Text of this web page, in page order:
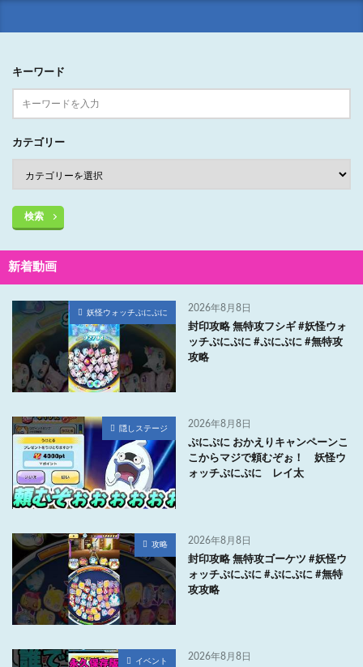
キーワード
カテゴリー
検索
新着動画
妖怪ウォッチぷにぷに 2026年8月8日
封印攻略 無特攻フシギ #妖怪ウォ
ッチぷにぷに #ぷにぷに #無特攻
攻略
隠しステージ 2026年8月8日
ぷにぷに おかえりキャンペーンこ
こからマジで頼むぞぉ！ 妖怪ウ
ォッチぷにぷに レイ太
攻略 2026年8月8日
封印攻略 無特攻ゴーケツ #妖怪ウ
ォッチぷにぷに #ぷにぷに #無特
攻攻略
イベント 2026年8月8日